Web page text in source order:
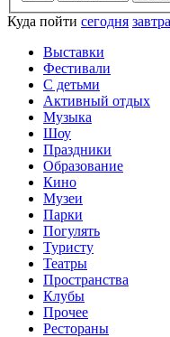
Куда пойти сегодня завтра
Выставки
Фестивали
С детьми
Активный отдых
Музыка
Шоу
Праздники
Образование
Кино
Музеи
Парки
Погулять
Туристу
Театры
Пространства
Клубы
Прочее
Рестораны